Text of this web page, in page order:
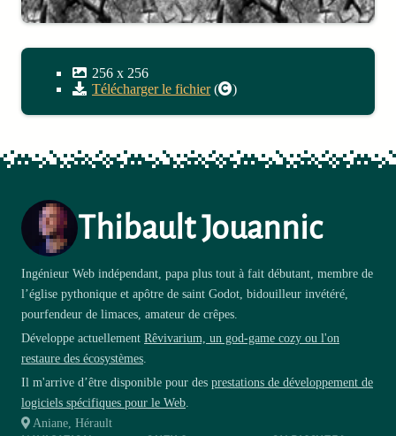
256 x 256
Télécharger le fichier( )
Thibault Jouannic
Ingénieur Web indépendant, papa plus tout à fait débutant, membre de
l’église pythonique et apôtre de saint Godot, bidouilleur invétéré,
pourfendeur de limaces, amateur de crêpes.
Développe actuellement Rêvivarium, un god-game cozy ou l'on
restaure des écosystèmes
Il m'arrive d’être disponible pour des prestations de développement de
logiciels spécifiques pour le Web
Aniane, Hérault